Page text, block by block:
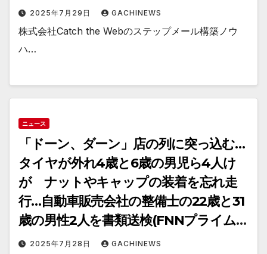
2025年7月29日 GACHINEWS
株式会社Catch the Webのステップメール構築ノウ
ハ…
ニュース
「ドーン、ダーン」店の列に突っ込む…
タイヤが外れ4歳と6歳の男児ら4人け
が ナットやキャップの装着を忘れ走
行…自動車販売会社の整備士の22歳と31
歳の男性2人を書類送検(FNNプライム
オンライン)
2025年7月28日 GACHINEWS